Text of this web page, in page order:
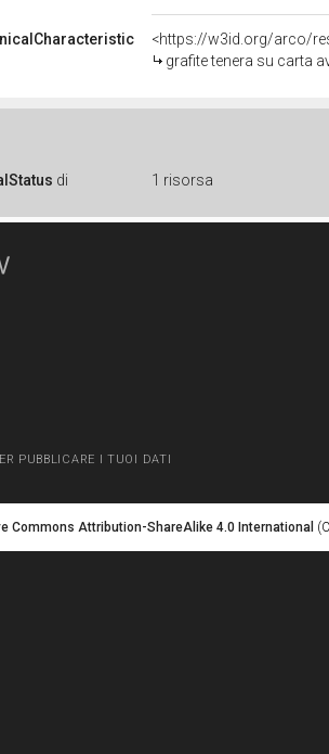
<https://w3id.org/arco/
grafite tenera su carta
di 1 risorsa
PUBBLICARE I TUOI DATI
Commons Attribution-ShareAlike 4.0 International